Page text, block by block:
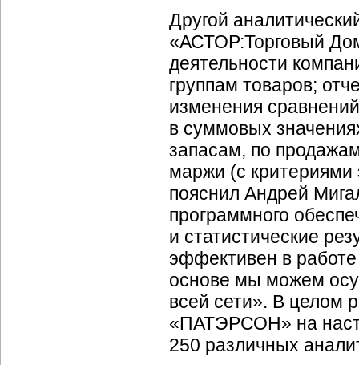
Другой
«АСТОР:Торговый
деятельности
группам товаров;
изменения
в суммовых
запасам, по
маржи (с критериями
пояснил Андрей
программного
и статистические
эффективен в
основе мы можем
всей сети». В целом
«ПАТЭРСОН» на
250 различных